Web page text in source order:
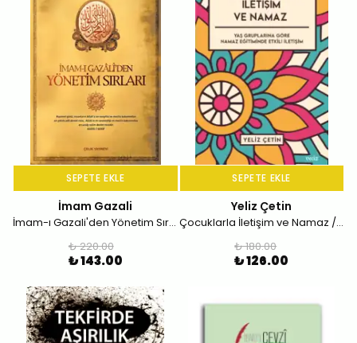
SEPETE EKLE
İmam Gazali
İmam-ı Gazali'den Yönetim Sırları
₺ 220.00
₺ 143.00
SEPETE EKLE
Yeliz Çetin
Çocuklarla İletişim ve Namaz / Yaş Gruplarına Göre Namaz Eğitiminde Etkili İletişim
₺ 180.00
₺ 126.00